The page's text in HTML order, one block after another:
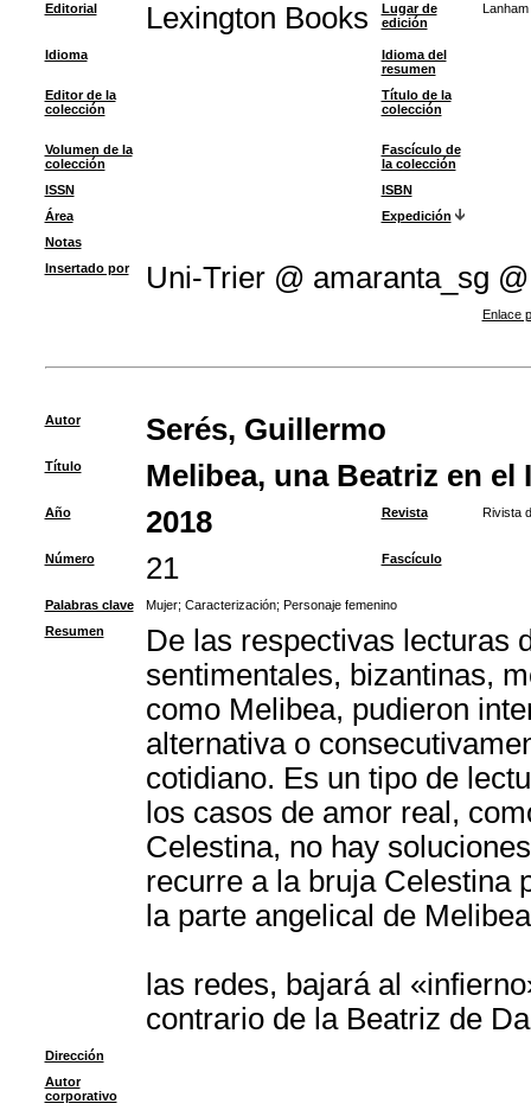
Editorial
Lexington Books
Lugar de
edición
Lanham
Idioma
Idioma del
resumen
Editor de la
colección
Título de la
colección
Volumen de la
colección
Fascículo de
la colección
ISSN
ISBN
Área
Expedición
Notas
Insertado por
Uni-Trier @ amaranta_sg @
Enlace
Autor Serés, Guillermo
Título Melibea, una Beatriz en el
Año 2018 Revista Rivista
Número 21 Fascículo
Palabras clave Mujer; Caracterización; Personaje femenino
Resumen
De las respectivas lecturas
sentimentales, bizantinas,
como Melibea, pudieron
alternativa o
cotidiano. Es un tipo de
los casos de amor real,
Celestina, no hay
recurre a la bruja Celestina
la parte angelical de
las redes, bajará al
contrario de la Beatriz de
Dirección
Autor
corporativo